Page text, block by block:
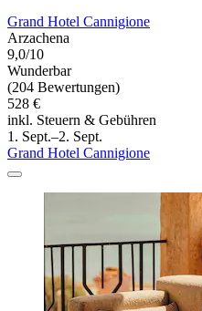
Grand Hotel Cannigione
Arzachena
9,0/10
Wunderbar
(204 Bewertungen)
528 €
inkl. Steuern & Gebühren
1. Sept.–2. Sept.
Grand Hotel Cannigione